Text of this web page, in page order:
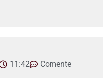
11:42 Comente